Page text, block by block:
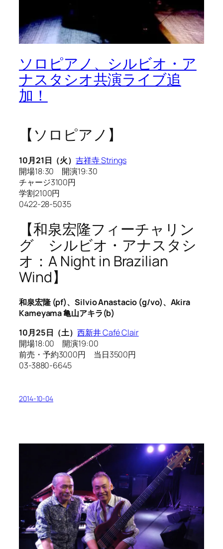
ソロピアノ、シルビオ・ア
ナスタシオ共演ライブ追
加！
【ソロピアノ】
10月21日（火）吉祥寺 Strings
開場18:30 開演19:30
チャージ3100円
学割2100円
0422-28-5035
【和泉宏隆フィーチャリン
グ シルビオ・アナスタシ
オ：A Night in Brazilian
Wind】
和泉宏隆 (pf)、Silvio Anastacio (g/vo)、Akira
Kameyama 亀山アキラ(b)
10月25日（土）西新井 Café Clair
開場18:00 開演19:00
前売・予約3000円 当日3500円
03-3880-6645
2014-10-04